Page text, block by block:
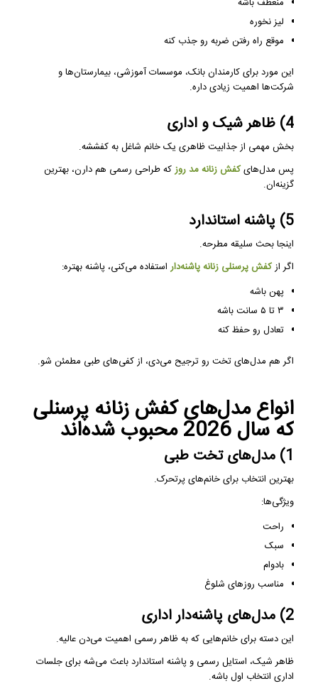
لیز نخوره
موقع راه رفتن ضربه رو جذب کنه
این مورد برای کارمندان بانک، موسسات آموزشی، بیمارستان‌ها و
شرکت‌ها اهمیت زیادی داره.
4) ظاهر شیک و اداری
بخش مهمی از جذابیت ظاهری یک خانم شاغل به کفششه.
پس مدل‌هایکفش زنانه مد روزکه طراحی رسمی هم دارن، بهترین
گزینه‌ان.
5) پاشنه استاندارد
اینجا بحث سلیقه مطرحه.
اگر ازکفش پرسنلی زنانه پاشنه‌داراستفاده می‌کنی، پاشنه بهتره:
پهن باشه
۳ تا ۵ سانت باشه
تعادل رو حفظ کنه
اگر هم مدل‌های تخت رو ترجیح می‌دی، از کفی‌های طبی مطمئن شو.
انواع مدل‌های کفش زنانه پرسنلی
که سال 2026 محبوب شده‌اند
1) مدل‌های تخت طبی
بهترین انتخاب برای خانم‌های پرتحرک.
ویژگی‌ها:
راحت
سبک
بادوام
مناسب روزهای شلوغ
2) مدل‌های پاشنه‌دار اداری
این دسته برای خانم‌هایی که به ظاهر رسمی اهمیت می‌دن عالیه.
ظاهر شیک، استایل رسمی و پاشنه استاندارد باعث می‌شه برای جلسات
اداری انتخاب اول باشه.